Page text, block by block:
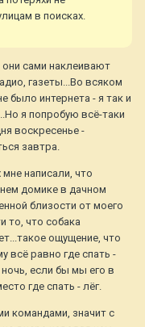
в поисках.
они сами наклеивают
газеты...Во всяком
было интернета - я так и
я попробую всё-таки
воскресенье -
завтра.
написали, что
домике в дачном
близости от моего
то, что собака
ощущение, что
всё равно где спать -
если бы мы его в
где спать - лёг.
командами, значит с